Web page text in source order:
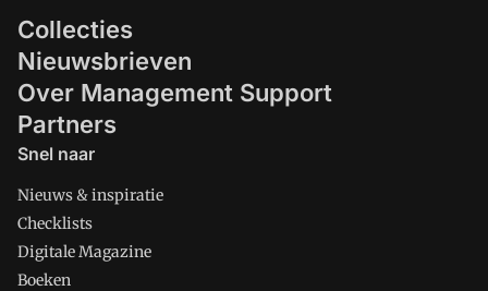
Collecties
Nieuwsbrieven
Over Management Support
Partners
Snel naar
Nieuws & inspiratie
Checklists
Digitale Magazine
Boeken